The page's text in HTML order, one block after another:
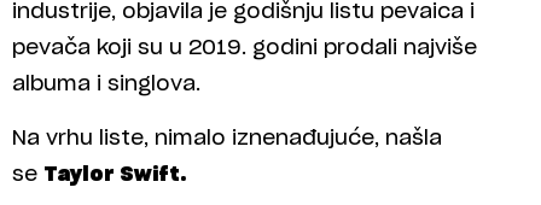
industrije, objavila je godišnju listu pevaica i
pevača koji su u 2019. godini prodali najviše
albuma i singlova.
Na vrhu liste, nimalo iznenađujuće, našla
se Taylor Swift.